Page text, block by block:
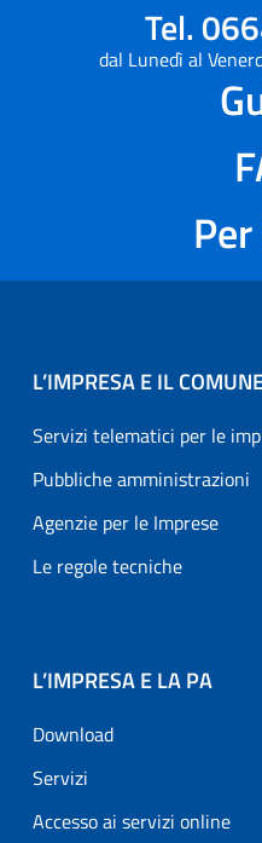
Tel.
dal Lunedì al
L’IMPRESA E IL
Servizi telematici per le
Pubbliche amministrazioni
Agenzie per le Imprese
Le regole tecniche
L’IMPRESA E LA PA
Download
Servizi
Accesso ai servizi online